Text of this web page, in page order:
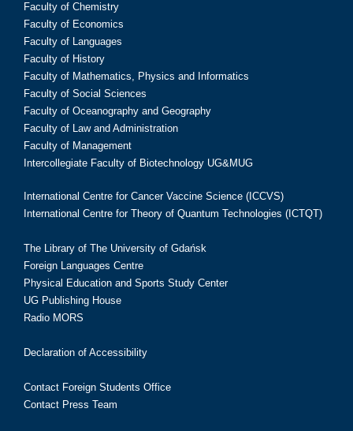
Faculty of Chemistry
Faculty of Economics
Faculty of Languages
Faculty of History
Faculty of Mathematics, Physics and Informatics
Faculty of Social Sciences
Faculty of Oceanography and Geography
Faculty of Law and Administration
Faculty of Management
Intercollegiate Faculty of Biotechnology UG&MUG
International Centre for Cancer Vaccine Science (ICCVS)
International Centre for Theory of Quantum Technologies (ICTQT)
The Library of The University of Gdańsk
Foreign Languages Centre
Physical Education and Sports Study Center
UG Publishing House
Radio MORS
Declaration of Accessibility
Contact Foreign Students Office
Contact Press Team